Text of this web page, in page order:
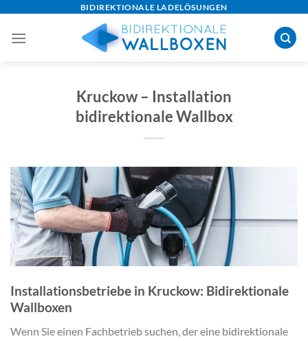
content
BIDIREKTIONALE LADELÖSUNGEN
Kruckow – Installation
bidirektionale Wallbox
Installationsbetriebe in Kruckow: Bidirektionale
Wallboxen
Wenn Sie einen Fachbetrieb suchen, der eine bidirektionale